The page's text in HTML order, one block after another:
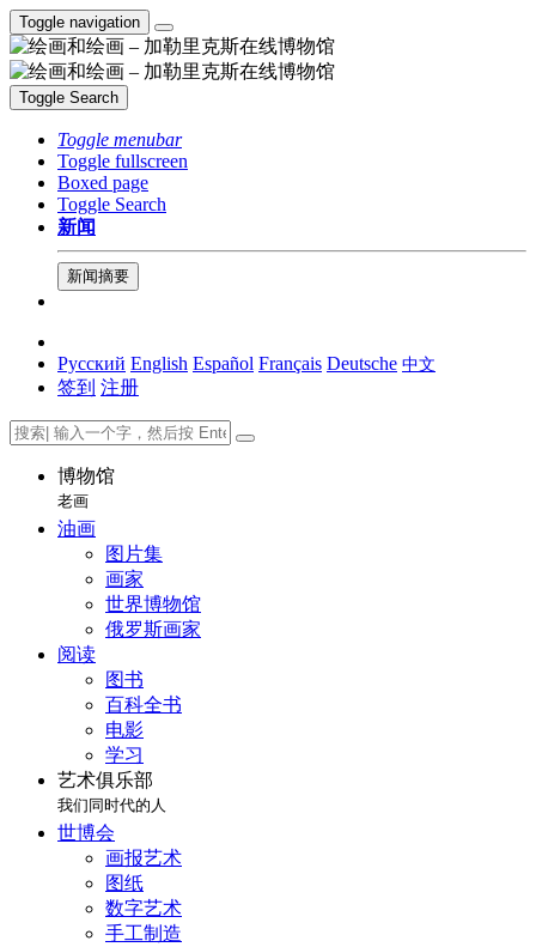
Toggle navigation
Toggle Search
Toggle menubar
Toggle fullscreen
Boxed page
Toggle Search
新闻
新闻摘要
Русский English Español Français Deutsche 中文
签到 注册
博物馆
老画
油画
图片集
画家
世界博物馆
俄罗斯画家
阅读
图书
百科全书
电影
学习
艺术俱乐部
我们同时代的人
世博会
画报艺术
图纸
数字艺术
手工制造